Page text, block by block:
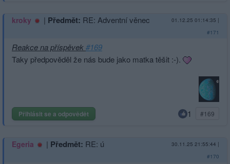
kroky | Předmět: RE: Adventní věnec 01.12.25 01:14:35 |
#171
Reakce na příspěvek#169
Taky předpověděl že nás bude jako matka těšit :-).
Přihlásit se a odpovědět 1 #169
Egeria | Předmět: RE: ú 30.11.25 21:55:44 |
#170